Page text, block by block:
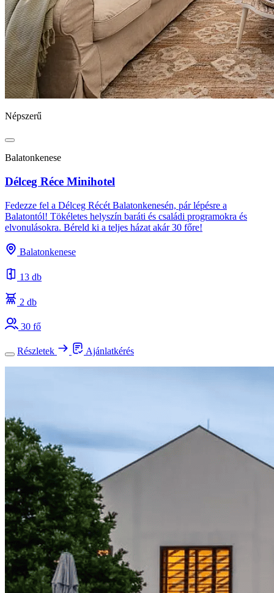
Népszerű
Balatonkenese
Délceg Réce Minihotel
Fedezze fel a Délceg Récét Balatonkenesén, pár lépésre a
Balatontól! Tökéletes helyszín baráti és családi programokra és
elvonulásokra. Béreld ki a teljes házat akár 30 főre!
Balatonkenese
13 db
2 db
30 fő
Részletek Ajánlatkérés